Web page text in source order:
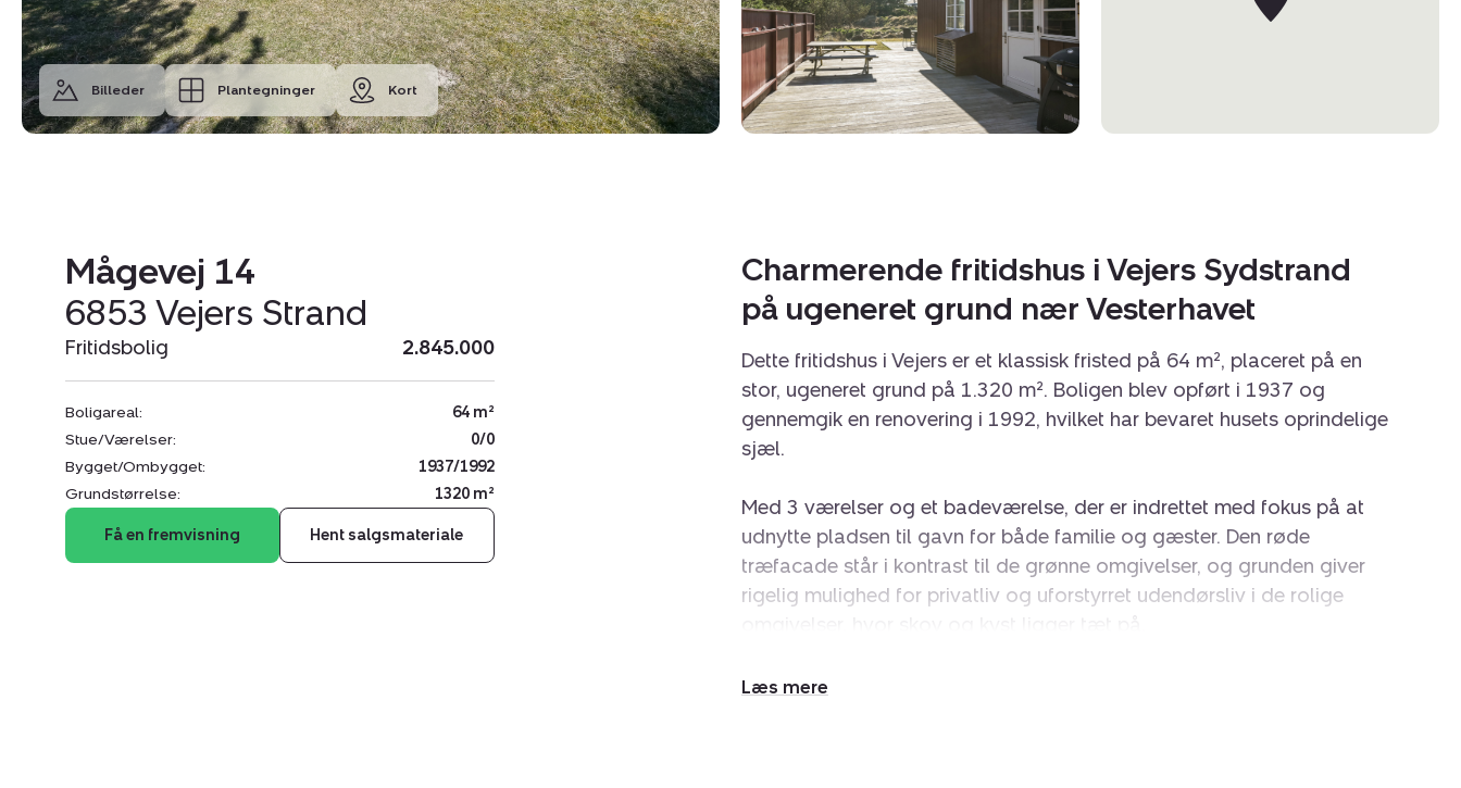
Billeder Plantegninger Kort
Mågevej 14
6853 Vejers Strand
Fritidsbolig 2.845.000
Boligareal:
64 m²
Stue/Værelser:
0/0
Bygget/Ombygget:
1937/1992
Grundstørrelse:
1320 m²
Få en fremvisning Hent salgsmateriale
Charmerende fritidshus i Vejers Sydstrand
på ugeneret grund nær Vesterhavet
Dette fritidshus i Vejers er et klassisk fristed på 64 m², placeret på en
stor, ugeneret grund på 1.320 m². Boligen blev opført i 1937 og
gennemgik en renovering i 1992, hvilket har bevaret husets oprindelige
sjæl.
Med 3 værelser og et badeværelse, der er indrettet med fokus på at
udnytte pladsen til gavn for både familie og gæster. Den røde
træfacade står i kontrast til de grønne omgivelser, og grunden giver
rigelig mulighed for privatliv og uforstyrret udendørsliv i de rolige
hvidmalede trævægge og lyse gulve skaber en hyggelig atmosfære.